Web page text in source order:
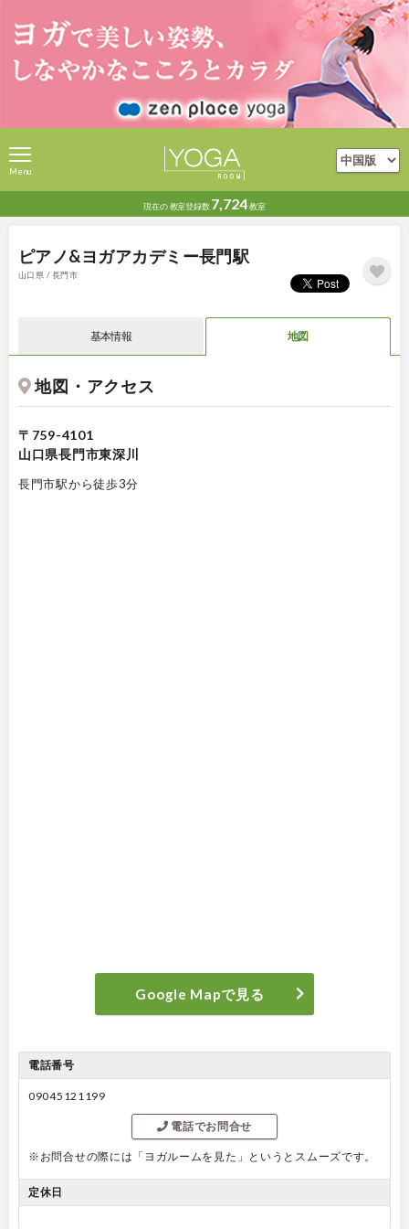
現在の教室登録数 7,724教室
Menu
ピアノ&ヨガアカデミー長門駅
山口県 / 長門市
基本情報 地図
地図・アクセス
〒759-4101
山口県長門市東深川
長門市駅から徒歩3分
Google Mapで見る
電話番号
09045121199
電話でお問合せ
※お問合せの際には「ヨガルームを見た」というとスムーズです。
定休日